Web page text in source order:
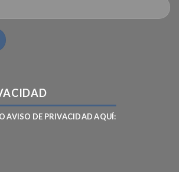
AVISO DE PRIVACIDAD AQUÍ: